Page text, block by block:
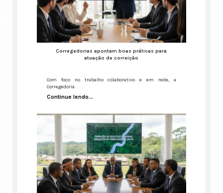
Corregedorias apontam boas práticas para
atuação de correição
Com foco no trabalho colaborativo e em rede, a
Corregedoria
Continue lendo...